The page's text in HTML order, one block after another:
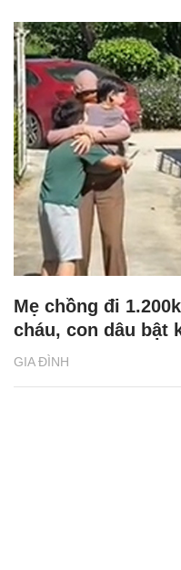
GIA ĐÌNH
Mẹ chồng đi
cháu, con dâu bật